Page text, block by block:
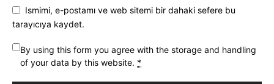
Ismimi, e-postamı ve web sitemi bir dahaki sefere bu
tarayıcıya kaydet.
By using this form you agree with the storage and handling
of your data by this website. *